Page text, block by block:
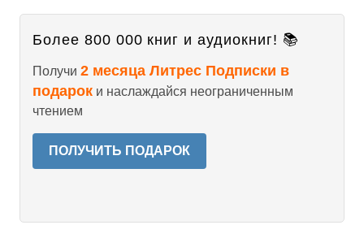
Более 800 000 книг и аудиокниг! 📚
Получи 2 месяца Литрес Подписки в
подарок и наслаждайся неограниченным
чтением
ПОЛУЧИТЬ ПОДАРОК